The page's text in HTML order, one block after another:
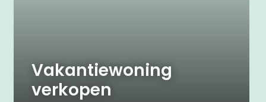
Vakantiewoning
verkopen